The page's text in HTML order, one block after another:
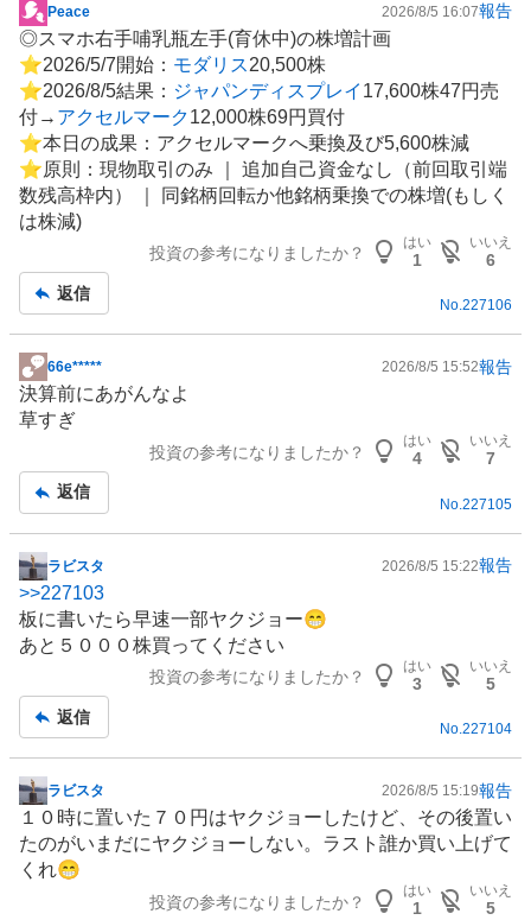
掲
示
板
記
事
Peace 2026/8/5 16:07報告
◎スマホ右手哺乳瓶左手(育休中)の株増計画
⭐︎2026/5/7開始： モダリス20,500株
⭐︎2026/8/5結果： ジャパンディスプレイ 17,600株47円売
付→ アクセルマーク12,000株69円買付
⭐︎本日の成果：アクセルマークへ乗換及び5,600株減
⭐︎原則：現物取引のみ ｜ 追加自己資金なし（前回取引端
数残高枠内） ｜ 同銘柄回転か他銘柄乗換での株増(もしく
は株減)
投資の参考になりましたか？
はい
1
いいえ
6
返信
No.227106
掲
示
板
66e***** 2026/8/5 15:52報告
決算前にあがんなよ
草すぎ
投資の参考になりましたか？
はい
4
いいえ
7
返信
No. 227105
掲
示
板
記
ラビスタ 2026/8/5 15:22報告
>>227103
板に書いたら早速一部ヤクジョー😁
あと５０００株買ってください
投資の参考になりましたか？
はい
3
いいえ
5
返信
No.227104
掲
示
板
記
ラビスタ 2026/8/5 15:19報告
１０時に置いた７０円はヤクジョーしたけど、その後置い
たのがいまだにヤクジョーしない。ラスト誰か買い上げて
くれ😁
投資の参考になりましたか？
はい
1
いいえ
5